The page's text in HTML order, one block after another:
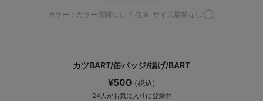
カラー：カラー展開なし / 在庫 サイズ展開なし:◯
カツBART/缶バッジ/揚げ/BART
¥500 (税込)
24 人がお気に入りに登録中